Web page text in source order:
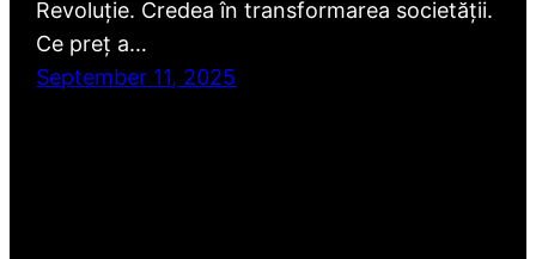
Revoluție. Credea în transformarea societății.
Ce preț a…
September 11, 2025